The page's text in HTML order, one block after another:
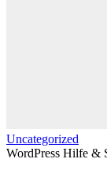
Uncategorized
WordPress Hilfe &